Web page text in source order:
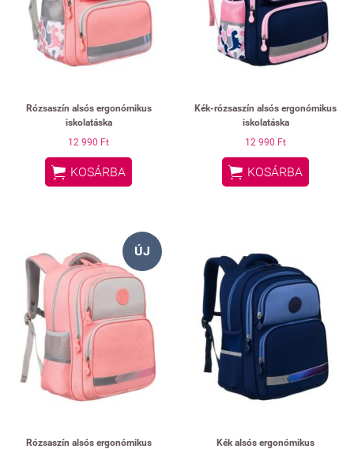
Rózsaszín alsós ergonómikus
iskolatáska
12 990 Ft
 KOSÁRBA
Kék-rózsaszín alsós ergonómikus
iskolatáska
12 990 Ft
 KOSÁRBA
ÚJ
Rózsaszín alsós ergonómikus
Kék alsós ergonómikus